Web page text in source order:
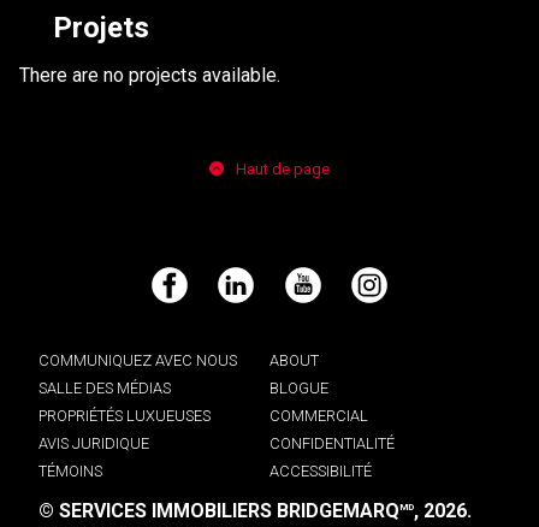
Projets
There are no projects available.
Haut de page
Facebook LinkedIn YouTube Instagram
COMMUNIQUEZ AVEC NOUS
ABOUT
SALLE DES MÉDIAS
BLOGUE
PROPRIÉTÉS LUXUEUSES
COMMERCIAL
AVIS JURIDIQUE
CONFIDENTIALITÉ
TÉMOINS
ACCESSIBILITÉ
© SERVICES IMMOBILIERS BRIDGEMARQMD, 2026.